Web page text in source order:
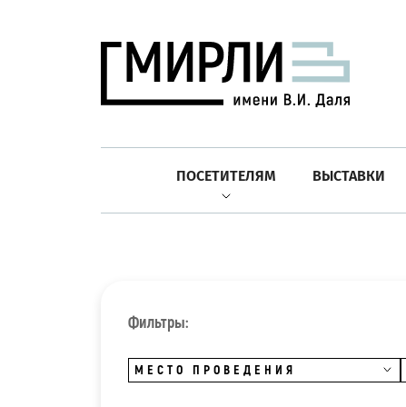
ПОСЕТИТЕЛЯМ ВЫСТАВКИ
Фильтры:
МЕСТО ПРОВЕДЕНИЯ